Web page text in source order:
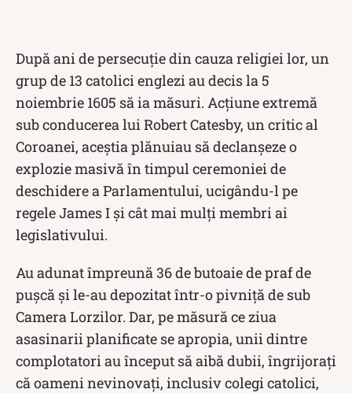
După ani de persecuție din cauza religiei lor, un
grup de 13 catolici englezi au decis la 5
noiembrie 1605 să ia măsuri. Acțiune extremă
sub conducerea lui Robert Catesby, un critic al
Coroanei, aceștia plănuiau să declanșeze o
explozie masivă în timpul ceremoniei de
deschidere a Parlamentului, ucigându-l pe
regele James I și cât mai mulți membri ai
legislativului.
Au adunat împreună 36 de butoaie de praf de
pușcă și le-au depozitat într-o pivniță de sub
Camera Lorzilor. Dar, pe măsură ce ziua
asasinarii planificate se apropia, unii dintre
complotatori au început să aibă dubii, îngrijorați
că oameni nevinovați, inclusiv colegi catolici,